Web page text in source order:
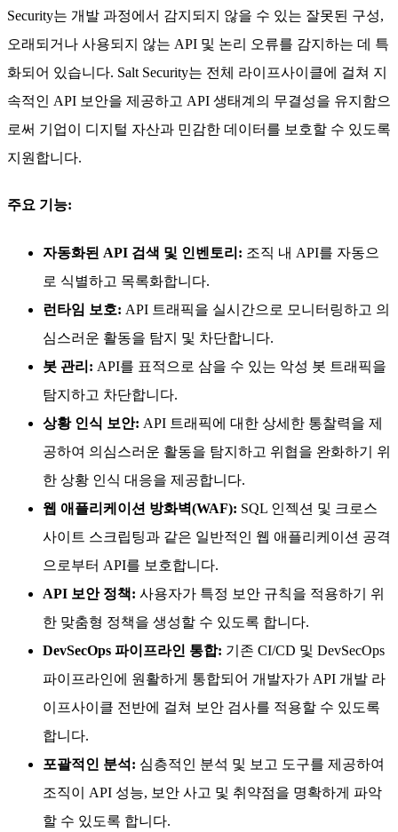
Security는 개발 과정에서 감지되지 않을 수 있는 잘못된 구성,
오래되거나 사용되지 않는 API 및 논리 오류를 감지하는 데 특
화되어 있습니다. Salt Security는 전체 라이프사이클에 걸쳐 지
속적인 API 보안을 제공하고 API 생태계의 무결성을 유지함으
로써 기업이 디지털 자산과 민감한 데이터를 보호할 수 있도록
지원합니다.
주요 기능:
자동화된 API 검색 및 인벤토리: 조직 내 API를 자동으
로 식별하고 목록화합니다.
런타임 보호: API 트래픽을 실시간으로 모니터링하고 의
심스러운 활동을 탐지 및 차단합니다.
봇 관리: API를 표적으로 삼을 수 있는 악성 봇 트래픽을
탐지하고 차단합니다.
상황 인식 보안: API 트래픽에 대한 상세한 통찰력을 제
공하여 의심스러운 활동을 탐지하고 위협을 완화하기 위
한 상황 인식 대응을 제공합니다.
웹 애플리케이션 방화벽(WAF): SQL 인젝션 및 크로스
사이트 스크립팅과 같은 일반적인 웹 애플리케이션 공격
으로부터 API를 보호합니다.
API 보안 정책: 사용자가 특정 보안 규칙을 적용하기 위
한 맞춤형 정책을 생성할 수 있도록 합니다.
DevSecOps 파이프라인 통합: 기존 CI/CD 및 DevSecOps
파이프라인에 원활하게 통합되어 개발자가 API 개발 라
이프사이클 전반에 걸쳐 보안 검사를 적용할 수 있도록
합니다.
포괄적인 분석: 심층적인 분석 및 보고 도구를 제공하여
조직이 API 성능, 보안 사고 및 취약점을 명확하게 파악
할 수 있도록 합니다.